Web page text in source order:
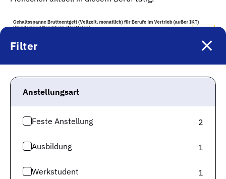
Filter
Anstellungsart
Feste Anstellung 2
Ausbildung 1
Werkstudent 1
Spannend ist auch der Blick beim Gehalt auf ganz